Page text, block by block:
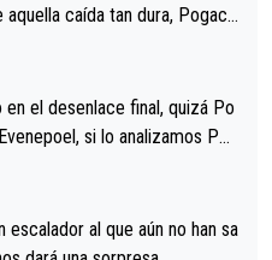
caída tan dura, Pogaca
increíble la forma en l
recordó."
el desenlace final, quizá Po
si lo analizamos Poj
con Evenepoel dándose la
más allá de los típicos toqu
a Vingegard. Ahí hubo una in
escalador al que aún no han sa